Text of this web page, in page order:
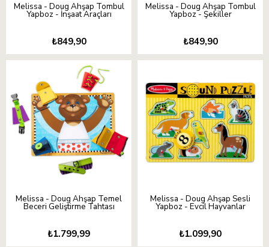
Melissa - Doug Ahşap Tombul
Yapboz - İnşaat Araçları
₺849,90
Melissa - Doug Ahşap Tombul
Yapboz - Şekiller
₺849,90
Melissa - Doug Ahşap Temel
Beceri Geliştirme Tahtası
₺1.799,99
Melissa - Doug Ahşap Sesli
Yapboz - Evcil Hayvanlar
₺1.099,90